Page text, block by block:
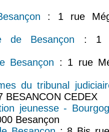
: 1 rue
de Besançon : 1
Besançon : 1 rue
du tribunal
BESANCON CEDEX
jeunesse -
Besançon